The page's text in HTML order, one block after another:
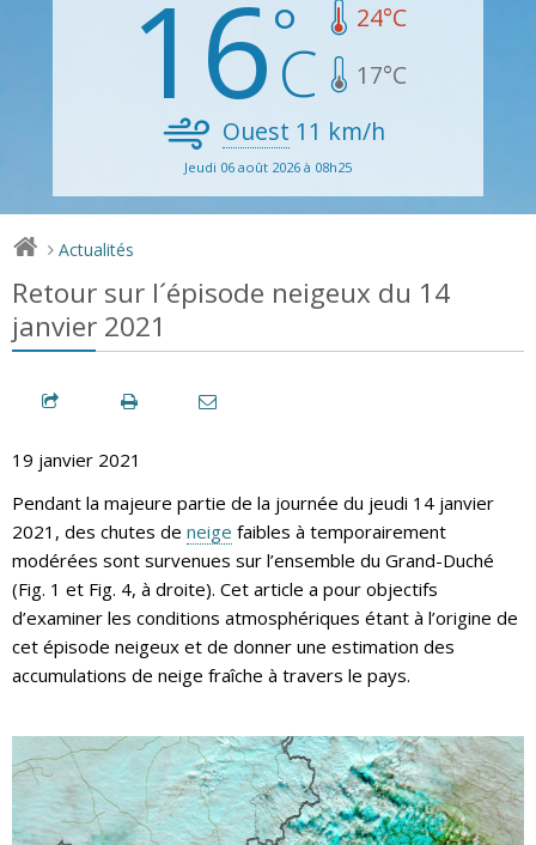
16 24°C
17°C
Ouest 11 km/h
Jeudi 06 août 2026 à 08h25
> Actualités
Retour sur l´épisode neigeux du 14
janvier 2021
19 janvier 2021
Pendant la majeure partie de la journée du jeudi 14 janvier
2021, des chutes de neige faibles à temporairement
modérées sont survenues sur l’ensemble du Grand-Duché
(Fig. 1 et Fig. 4, à droite). Cet article a pour objectifs
d’examiner les conditions atmosphériques étant à l’origine de
cet épisode neigeux et de donner une estimation des
accumulations de neige fraîche à travers le pays.